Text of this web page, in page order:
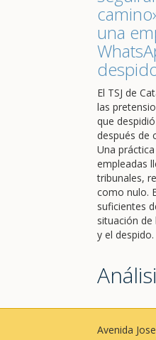
una
El TSJ de
las
que
después de
Una
empleadas
tribunales,
como nulo.
suficientes
situación
y el despido.
Avenida